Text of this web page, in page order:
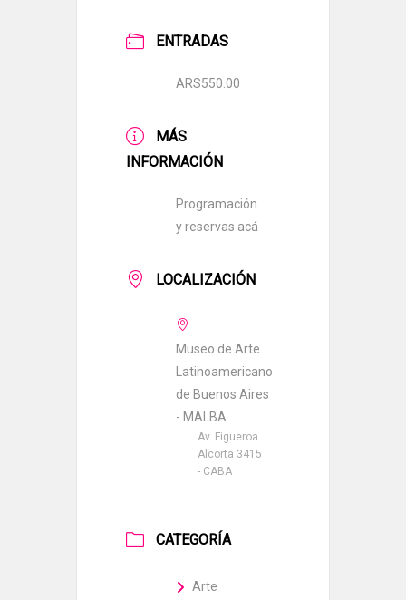
ENTRADAS
ARS550.00
MÁS
INFORMACIÓN
Programación
y reservas acá
LOCALIZACIÓN
Museo de Arte
Latinoamericano
de Buenos Aires
- MALBA
Av. Figueroa
Alcorta 3415
- CABA
CATEGORÍA
Arte